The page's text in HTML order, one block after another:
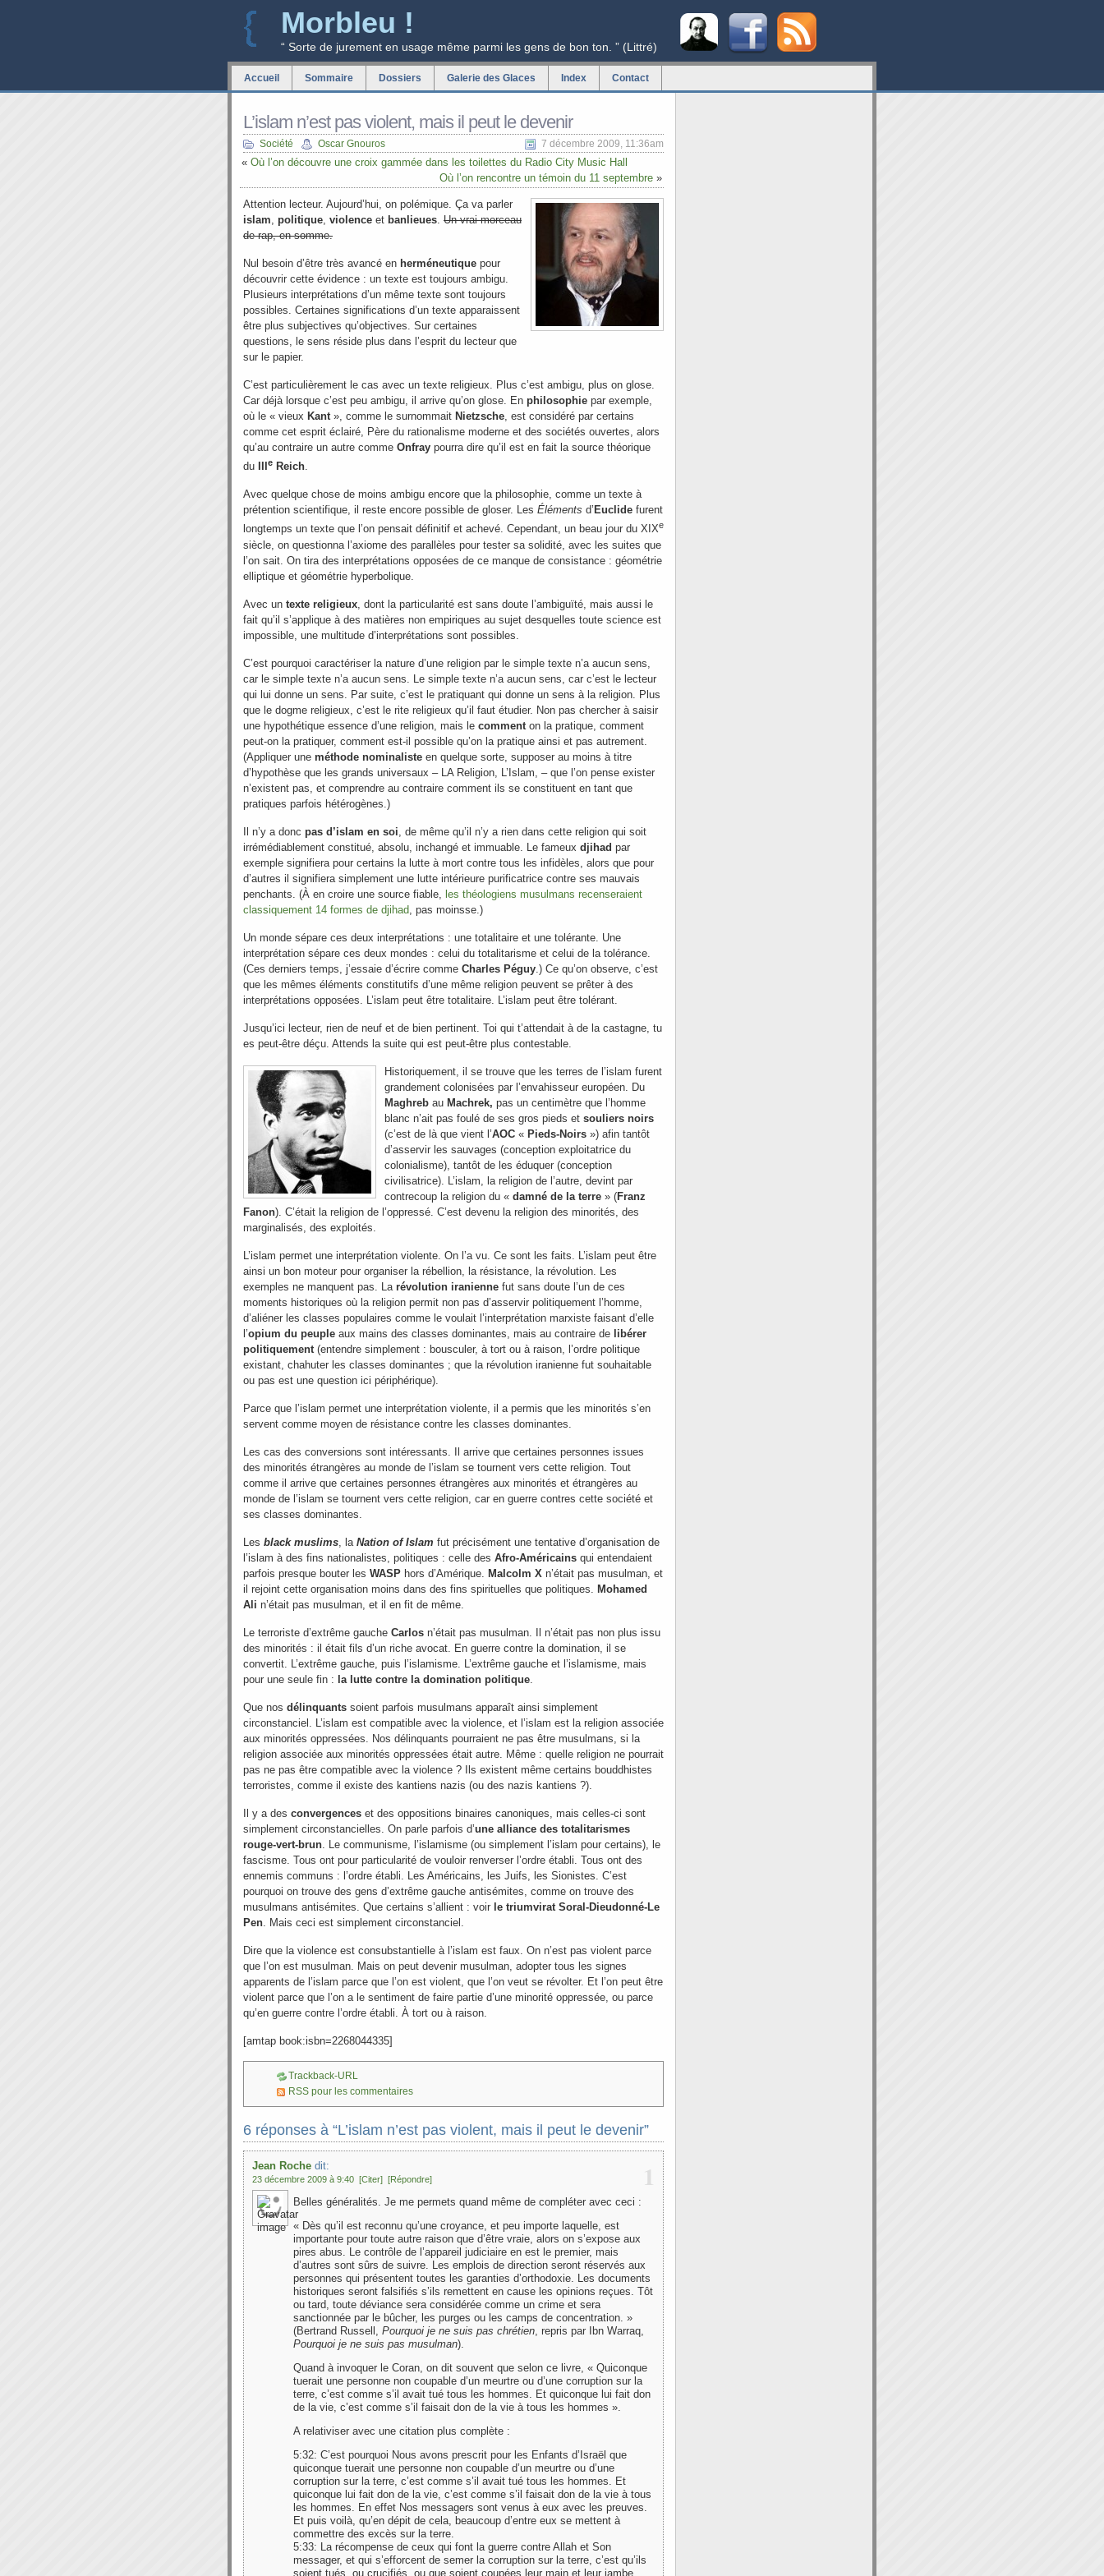
Morbleu !
“ Sorte de jurement en usage même parmi les gens de bon ton. ” (Littré)
Accueil Sommaire Dossiers Galerie des Glaces Index Contact
L’islam n’est pas violent, mais il peut le devenir
Société Oscar Gnouros 7 décembre 2009, 11:36am
« Où l’on découvre une croix gammée dans les toilettes du Radio City Music Hall
Où l’on rencontre un témoin du 11 septembre »
Attention lecteur. Aujourd’hui, on polémique. Ça va parler
islam, politique, violence et banlieues. Un vrai morceau
de rap, en somme.
Nul besoin d’être très avancé en herméneutique pour
découvrir cette évidence : un texte est toujours ambigu.
Plusieurs interprétations d’un même texte sont toujours
possibles. Certaines significations d’un texte apparaissent
être plus subjectives qu’objectives. Sur certaines
questions, le sens réside plus dans l’esprit du lecteur que
sur le papier.
C’est particulièrement le cas avec un texte religieux. Plus c’est ambigu, plus on glose.
Car déjà lorsque c’est peu ambigu, il arrive qu’on glose. En philosophie par exemple,
où le « vieux Kant», comme le surnommait Nietzsche, est considéré par certains
comme cet esprit éclairé, Père du rationalisme moderne et des sociétés ouvertes, alors
qu’au contraire un autre comme Onfray pourra dire qu’il est en fait la source théorique
du
e Reich.
Avec quelque chose de moins ambigu encore que la philosophie, comme un texte à
prétention scientifique, il reste encore possible de gloser. Les Éléments d’ Euclide furent
longtemps un texte que l’on pensait définitif et achevé. Cependant, un beau jour du XIXe
siècle, on questionna l’axiome des parallèles pour tester sa solidité, avec les suites que
l’on sait. On tira des interprétations opposées de ce manque de consistance : géométrie
elliptique et géométrie hyperbolique.
Avec un texte religieux , dont la particularité est sans doute l’ambiguïté, mais aussi le
fait qu’il s’applique à des matières non empiriques au sujet desquelles toute science est
impossible, une multitude d’interprétations sont possibles.
C’est pourquoi caractériser la nature d’une religion par le simple texte n’a aucun sens,
car le simple texte n’a aucun sens. Le simple texte n’a aucun sens, car c’est le lecteur
qui lui donne un sens. Par suite, c’est le pratiquant qui donne un sens à la religion. Plus
que le dogme religieux, c’est le rite religieux qu’il faut étudier. Non pas chercher à saisir
une hypothétique essence d’une religion, mais le comment on la pratique, comment
peut-on la pratiquer, comment est-il possible qu’on la pratique ainsi et pas autrement.
(Appliquer une méthode nominaliste en quelque sorte, supposer au moins à titre
d’hypothèse que les grands universaux – LA Religion, L’Islam, – que l’on pense exister
n’existent pas, et comprendre au contraire comment ils se constituent en tant que
pratiques parfois hétérogènes.)
Il n’y a donc pas d’islam en soi , de même qu’il n’y a rien dans cette religion qui soit
irrémédiablement constitué, absolu, inchangé et immuable. Le fameux djihad par
exemple signifiera pour certains la lutte à mort contre tous les infidèles, alors que pour
d’autres il signifiera simplement une lutte intérieure purificatrice contre ses mauvais
penchants. (À en croire une source fiable, les théologiens musulmans recenseraient
classiquement 14 formes de djihad , pas moinsse.)
Un monde sépare ces deux interprétations : une totalitaire et une tolérante. Une
interprétation sépare ces deux mondes : celui du totalitarisme et celui de la tolérance.
(Ces derniers temps, j’essaie d’écrire comme Charles Péguy .) Ce qu’on observe, c’est
que les mêmes éléments constitutifs d’une même religion peuvent se prêter à des
interprétations opposées. L’islam peut être totalitaire. L’islam peut être tolérant.
Jusqu’ici lecteur, rien de neuf et de bien pertinent. Toi qui t’attendait à de la castagne, tu
es peut-être déçu. Attends la suite qui est peut-être plus contestable.
Historiquement, il se trouve que les terres de l’islam furent
grandement colonisées par l’envahisseur européen. Du
Maghreb au Machrek, pas un centimètre que l’homme
blanc n’ait pas foulé de ses gros pieds et souliers noirs
(c’est de là que vient l’AOC « Pieds-Noirs ») afin tantôt
d’asservir les sauvages (conception exploitatrice du
colonialisme), tantôt de les éduquer (conception
civilisatrice). L’islam, la religion de l’autre, devint par
contrecoup la religion du « damné de la terre » (Franz
Fanon). C’était la religion de l’oppressé. C’est devenu la religion des minorités, des
marginalisés, des exploités.
L’islam permet une interprétation violente. On l’a vu. Ce sont les faits. L’islam peut être
ainsi un bon moteur pour organiser la rébellion, la résistance, la révolution. Les
exemples ne manquent pas. La révolution iranienne fut sans doute l’un de ces
moments historiques où la religion permit non pas d’asservir politiquement l’homme,
d’aliéner les classes populaires comme le voulait l’interprétation marxiste faisant d’elle
l’opium du peuple aux mains des classes dominantes, mais au contraire de libérer
politiquement (entendre simplement : bousculer, à tort ou à raison, l’ordre politique
existant, chahuter les classes dominantes ; que la révolution iranienne fut souhaitable
ou pas est une question ici périphérique).
Parce que l’islam permet une interprétation violente, il a permis que les minorités s’en
servent comme moyen de résistance contre les classes dominantes.
Les cas des conversions sont intéressants. Il arrive que certaines personnes issues
des minorités étrangères au monde de l’islam se tournent vers cette religion. Tout
comme il arrive que certaines personnes étrangères aux minorités et étrangères au
monde de l’islam se tournent vers cette religion, car en guerre contres cette société et
ses classes dominantes.
Les black muslims , la Nation of Islam fut précisément une tentative d’organisation de
l’islam à des fins nationalistes, politiques : celle des Afro-Américains qui entendaient
parfois presque bouter les WASP hors d’Amérique. Malcolm X n’était pas musulman, et
il rejoint cette organisation moins dans des fins spirituelles que politiques. Mohamed
Ali n’était pas musulman, et il en fit de même.
Le terroriste d’extrême gauche Carlos n’était pas musulman. Il n’était pas non plus issu
des minorités : il était fils d’un riche avocat. En guerre contre la domination, il se
convertit. L’extrême gauche, puis l’islamisme. L’extrême gauche et l’islamisme, mais
pour une seule fin : la lutte contre la domination politique
Que nos délinquants soient parfois musulmans apparaît ainsi simplement
circonstanciel. L’islam est compatible avec la violence, et l’islam est la religion associée
aux minorités oppressées. Nos délinquants pourraient ne pas être musulmans, si la
religion associée aux minorités oppressées était autre. Même : quelle religion ne pourrait
pas ne pas être compatible avec la violence ? Ils existent même certains bouddhistes
terroristes, comme il existe des kantiens nazis (ou des nazis kantiens ?).
Il y a des convergences et des oppositions binaires canoniques, mais celles-ci sont
simplement circonstancielles. On parle parfois d’une alliance des totalitarismes
rouge-vert-brun . Le communisme, l’islamisme (ou simplement l’islam pour certains), le
fascisme. Tous ont pour particularité de vouloir renverser l’ordre établi. Tous ont des
ennemis communs : l’ordre établi. Les Américains, les Juifs, les Sionistes. C’est
pourquoi on trouve des gens d’extrême gauche antisémites, comme on trouve des
musulmans antisémites. Que certains s’allient : voir le triumvirat Soral-Dieudonné-Le
Pen . Mais ceci est simplement circonstanciel.
Dire que la violence est consubstantielle à l’islam est faux. On n’est pas violent parce
que l’on est musulman. Mais on peut devenir musulman, adopter tous les signes
apparents de l’islam parce que l’on est violent, que l’on veut se révolter. Et l’on peut être
violent parce que l’on a le sentiment de faire partie d’une minorité oppressée, ou parce
qu’en guerre contre l’ordre établi. À tort ou à raison.
[amtap book:isbn=2268044335]
Trackback-URL
RSS pour les commentaires
6 réponses à “L’islam n’est pas violent, mais il peut le devenir”
1
Jean Roche dit:
23 décembre 2009 à 9:40 [Citer] [Répondre]
Belles généralités. Je me permets quand même de compléter avec ceci :
« Dès qu’il est reconnu qu’une croyance, et peu importe laquelle, est
importante pour toute autre raison que d’être vraie, alors on s’expose aux
pires abus. Le contrôle de l’appareil judiciaire en est le premier, mais
d’autres sont sûrs de suivre. Les emplois de direction seront réservés aux
personnes qui présentent toutes les garanties d’orthodoxie. Les documents
historiques seront falsifiés s’ils remettent en cause les opinions reçues. Tôt
ou tard, toute déviance sera considérée comme un crime et sera
sanctionnée par le bûcher, les purges ou les camps de concentration. »
(Bertrand Russell, Pourquoi je ne suis pas chrétien, repris par Ibn Warraq,
Pourquoi je ne suis pas musulman).
Quand à invoquer le Coran, on dit souvent que selon ce livre, « Quiconque
tuerait une personne non coupable d’un meurtre ou d’une corruption sur la
terre, c’est comme s’il avait tué tous les hommes. Et quiconque lui fait don
de la vie, c’est comme s’il faisait don de la vie à tous les hommes ».
A relativiser avec une citation plus complète :
5:32: C’est pourquoi Nous avons prescrit pour les Enfants d’Israël que
quiconque tuerait une personne non coupable d’un meurtre ou d’une
corruption sur la terre, c’est comme s’il avait tué tous les hommes. Et
quiconque lui fait don de la vie, c’est comme s’il faisait don de la vie à tous
les hommes. En effet Nos messagers sont venus à eux avec les preuves.
Et puis voilà, qu’en dépit de cela, beaucoup d’entre eux se mettent à
commettre des excès sur la terre.
5:33: La récompense de ceux qui font la guerre contre Allah et Son
messager, et qui s’efforcent de semer la corruption sur la terre, c’est qu’ils
soient tués, ou crucifiés, ou que soient coupées leur main et leur jambe